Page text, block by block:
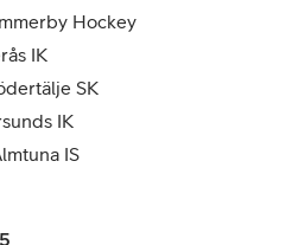
Hockey
IK
SK
IK
IS